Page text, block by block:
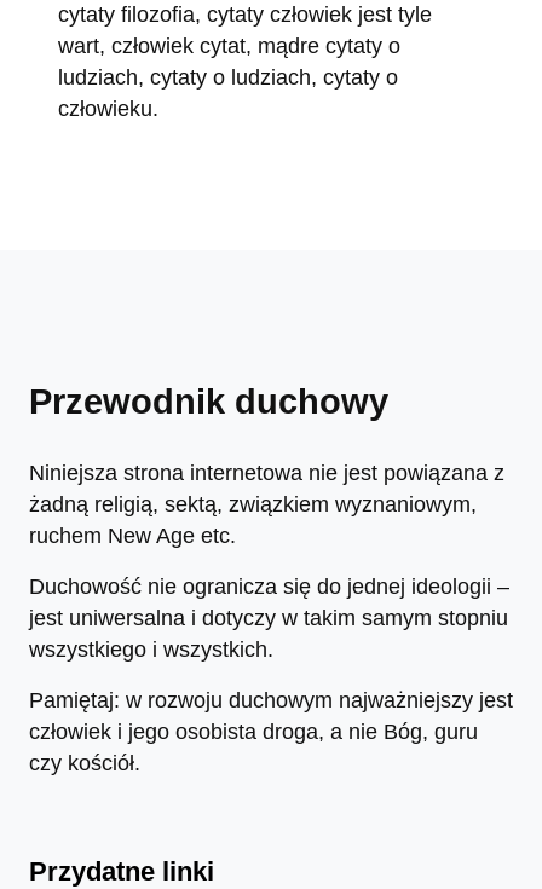
cytaty filozofia, cytaty człowiek jest tyle
wart, człowiek cytat, mądre cytaty o
ludziach, cytaty o ludziach, cytaty o
człowieku.
Przewodnik duchowy
Niniejsza strona internetowa nie jest powiązana z
żadną religią, sektą, związkiem wyznaniowym,
ruchem New Age etc.
Duchowość nie ogranicza się do jednej ideologii –
jest uniwersalna i dotyczy w takim samym stopniu
wszystkiego i wszystkich.
Pamiętaj: w rozwoju duchowym najważniejszy jest
człowiek i jego osobista droga, a nie Bóg, guru
czy kościół.
Przydatne linki